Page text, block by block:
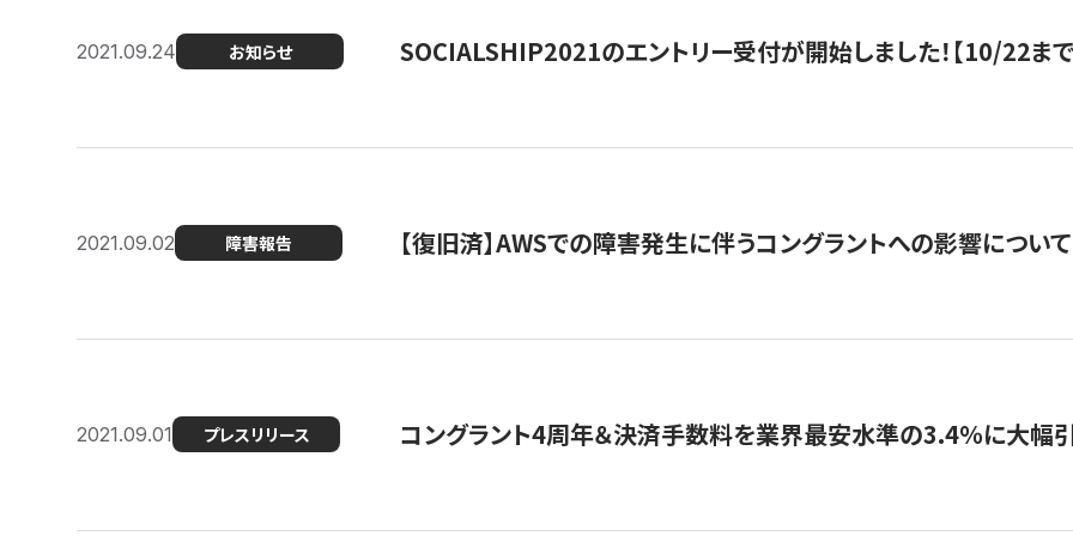
2021.09.24 お知らせ SOCIALSHIP2021のエントリー受付が開始しました！【10/22まで
2021.09.02 障害報告 【復旧済】AWSでの障害発生に伴うコングラントへの影響について
2021.09.01 プレスリリース コングラント4周年＆決済手数料を業界最安水準の3.4％に大幅